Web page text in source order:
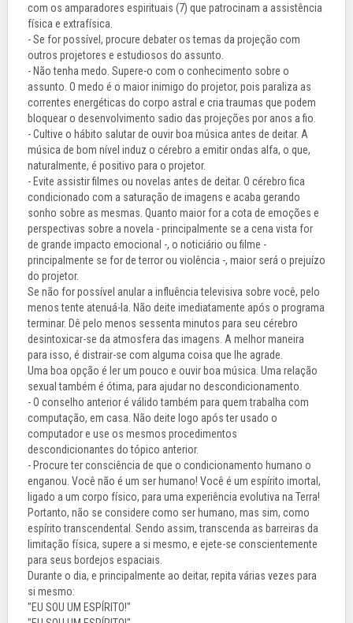
com os amparadores espirituais (7) que patrocinam a assistência
física e extrafísica.
- Se for possível, procure debater os temas da projeção com
outros projetores e estudiosos do assunto.
- Não tenha medo. Supere-o com o conhecimento sobre o
assunto. O medo é o maior inimigo do projetor, pois paraliza as
correntes energéticas do corpo astral e cria traumas que podem
bloquear o desenvolvimento sadio das projeções por anos a fio.
- Cultive o hábito salutar de ouvir boa música antes de deitar. A
música de bom nível induz o cérebro a emitir ondas alfa, o que,
naturalmente, é positivo para o projetor.
- Evite assistir filmes ou novelas antes de deitar. O cérebro fica
condicionado com a saturação de imagens e acaba gerando
sonho sobre as mesmas. Quanto maior for a cota de emoções e
perspectivas sobre a novela - principalmente se a cena vista for
de grande impacto emocional -, o noticiário ou filme -
principalmente se for de terror ou violência -, maior será o prejuízo
do projetor.
Se não for possível anular a influência televisiva sobre você, pelo
menos tente atenuá-la. Não deite imediatamente após o programa
terminar. Dê pelo menos sessenta minutos para seu cérebro
desintoxicar-se da atmosfera das imagens. A melhor maneira
para isso, é distrair-se com alguma coisa que lhe agrade.
Uma boa opção é ler um pouco e ouvir boa música. Uma relação
sexual também é ótima, para ajudar no descondicionamento.
- O conselho anterior é válido também para quem trabalha com
computação, em casa. Não deite logo após ter usado o
computador e use os mesmos procedimentos
descondicionantes do tópico anterior.
- Procure ter consciência de que o condicionamento humano o
enganou. Você não é um ser humano! Você é um espírito imortal,
ligado a um corpo físico, para uma experiência evolutiva na Terra!
Portanto, não se considere como ser humano, mas sim, como
espírito transcendental. Sendo assim, transcenda as barreiras da
limitação física, supere a si mesmo, e ejete-se conscientemente
para seus bordejos espaciais.
Durante o dia, e principalmente ao deitar, repita várias vezes para
si mesmo:
"EU SOU UM ESPÍRITO!"